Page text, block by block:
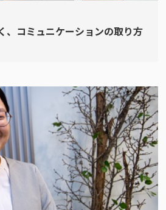
、コミュニケーションの取り方